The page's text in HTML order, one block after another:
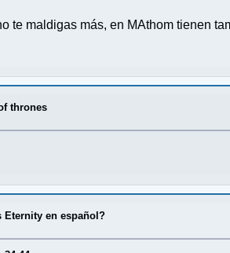
te maldigas más, en MAthom tienen
thrones
Eternity en español?